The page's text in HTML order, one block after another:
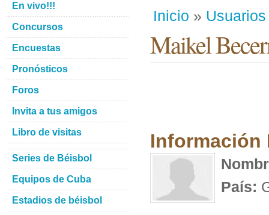
Inicio » Usuarios
Maikel
Información
País:
En vivo!!!
Concursos
Encuestas
Pronósticos
Foros
Invita a tus amigos
Libro de visitas
Series de Béisbol
Equipos de Cuba
Estadios de béisbol